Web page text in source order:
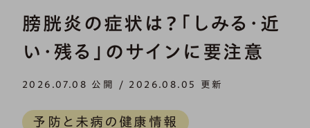
膀胱炎の症状は？「しみる・近
い・残る」のサインに要注意
2026.07.08 公開 / 2026.08.05 更新
予防と未病の健康情報